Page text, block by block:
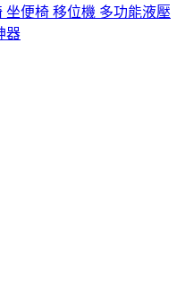
坐便椅 移位機 多功能液壓
器